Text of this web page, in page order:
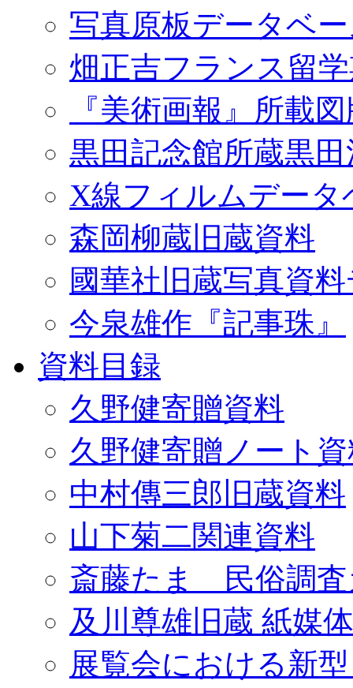
写真原板データベ
畑正吉フランス留
『美術画報』所載
黒田記念館所蔵黒
X線フィルムデータ
森岡柳蔵旧蔵資料
國華社旧蔵写真資
今泉雄作『記事珠』
資料目録
久野健寄贈資料
久野健寄贈ノート
中村傳三郎旧蔵資料
山下菊二関連資料
斎藤たま 民俗調査
及川尊雄旧蔵 紙媒
展覧会における新